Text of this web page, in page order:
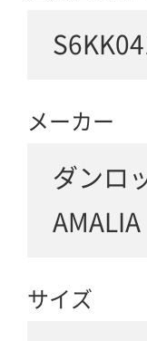
メーカー
ダンロ
AMALIA
サイズ